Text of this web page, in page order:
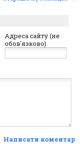
Адреса сайту (не
обов'язково)
Написати коментар